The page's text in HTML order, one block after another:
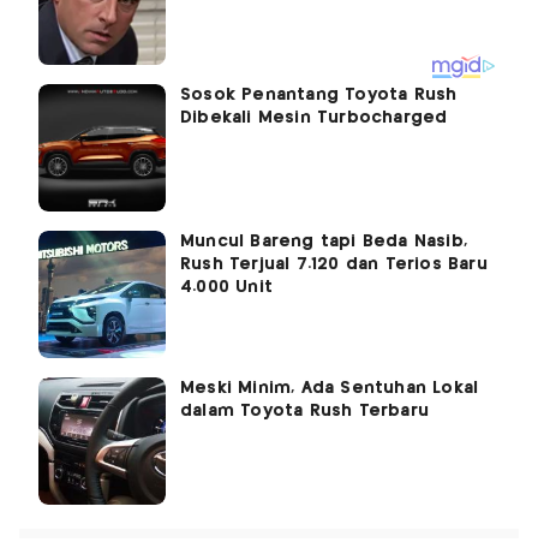
Sosok Penantang Toyota Rush
Dibekali Mesin Turbocharged
Muncul Bareng tapi Beda Nasib,
Rush Terjual 7.120 dan Terios Baru
4.000 Unit
Meski Minim, Ada Sentuhan Lokal
dalam Toyota Rush Terbaru